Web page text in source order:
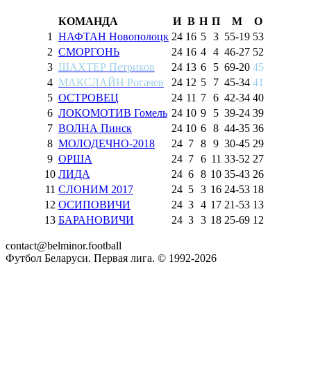
КОМАНДА И В Н П М
О
1
НАФТАН Новополоцк 24 16 5 3 55-19 53
2 СМОРГОНЬ 24 16 4 4 46-27 52
3 ШАХТЕР Петриков 24 13 6 5 69-20 45
4 МАКСЛАЙН Рогачев 24 12 5 7 45-34 41
5 ОСТРОВЕЦ 24 11 7 6 42-34 40
6 ЛОКОМОТИВ Гомель 24 10 9 5 39-24 39
7 ВОЛНА Пинск 24 10 6 8 44-35 36
8 МОЛОДЕЧНО-2018 24 7 8 9 30-45 29
9 ОРША 24 7 6 11 33-52 27
10 ЛИДА 24 6 8 10 35-43 26
11 СЛОНИМ 2017 24 5 3 16 24-53 18
12 ОСИПОВИЧИ 24 3 4 17 21-53 13
13 БАРАНОВИЧИ 24 3 3 18 25-69 12
contact@belminor.football
Футбол Беларуси. Первая лига. © 1992-2026